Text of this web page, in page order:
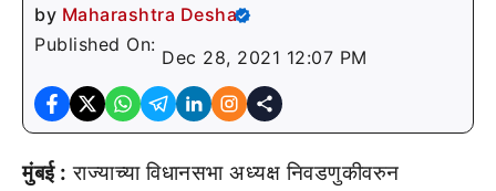
by Maharashtra Desha
Published On:
Dec 28, 2021 12:07 PM
मुंबई : राज्याच्या विधानसभा अध्यक्ष निवडणुकीवरुन